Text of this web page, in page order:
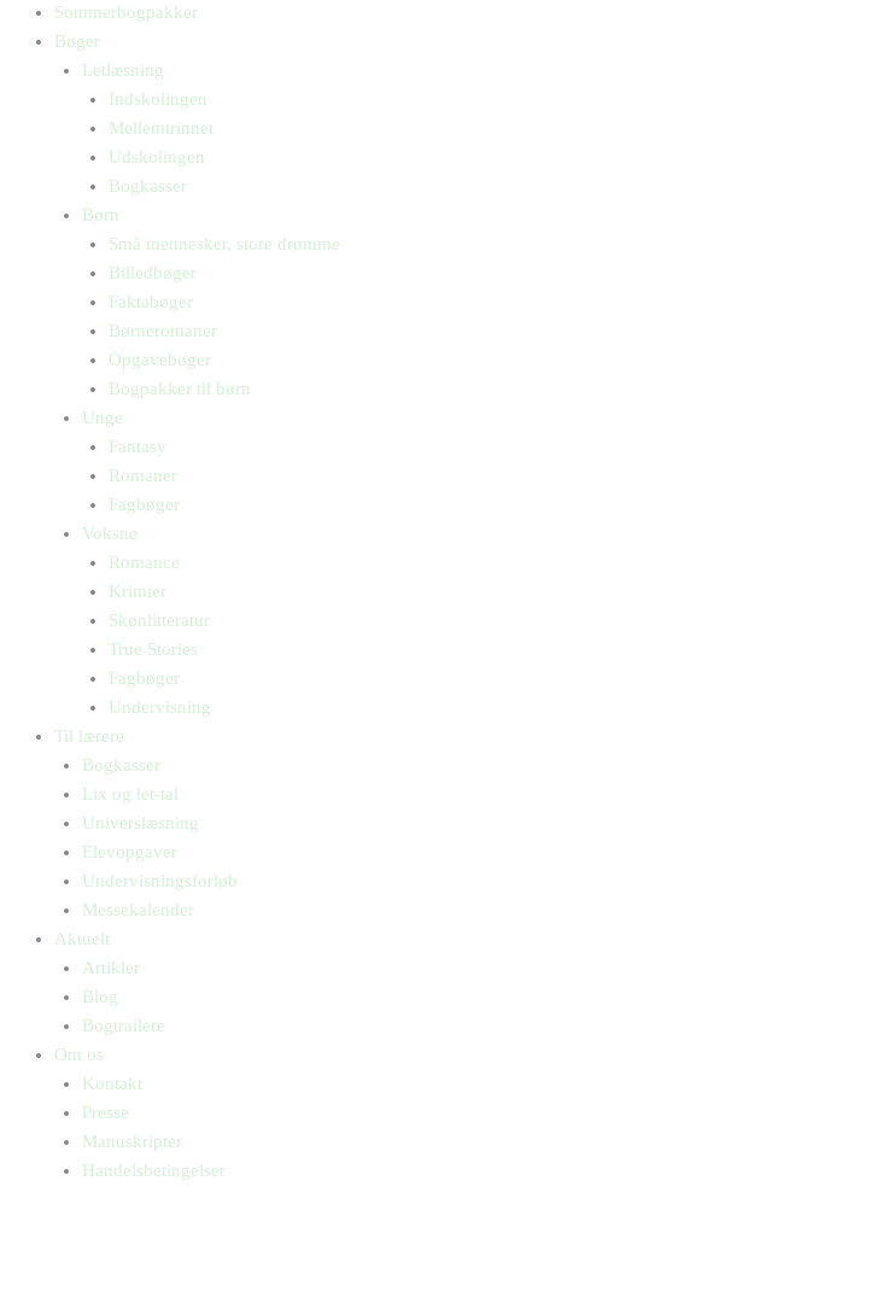
Sommerbogpakker
Bøger
Letlæsning
Indskolingen
Mellemtrinnet
Udskolingen
Bogkasser
Børn
Små mennesker, store drømme
Billedbøger
Faktabøger
Børneromaner
Opgavebøger
Bogpakker til børn
Unge
Fantasy
Romaner
Fagbøger
Voksne
Romance
Krimier
Skønlitteratur
True Stories
Fagbøger
Undervisning
Til lærere
Bogkasser
Lix og let-tal
Universlæsning
Elevopgaver
Undervisningsforløb
Messekalender
Aktuelt
Artikler
Blog
Bogtrailere
Om os
Kontakt
Presse
Manuskripter
Handelsbetingelser